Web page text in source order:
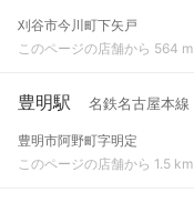
刈谷市今川町下矢戸
このページの店舗から 564 m
豊明駅 名鉄名古屋本線
豊明市阿野町字明定
このページの店舗から 1.5 km